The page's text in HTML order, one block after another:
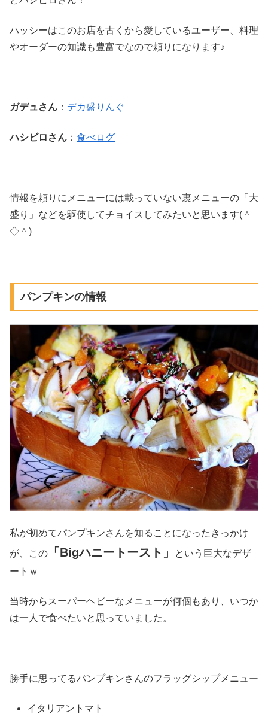
ハッシーはこのお店を古くから愛しているユーザー、料理
やオーダーの知識も豊富でなので頼りになります♪
ガデュさん ： デカ盛りんぐ
ハシビロさん ： 食べログ
情報を頼りにメニューには載っていない裏メニューの「大
盛り」などを駆使してチョイスしてみたいと思います(＾
◇＾)
パンプキンの情報
私が初めてパンプキンさんを知ることになったきっかけ
が、この
「Bigハニートースト」
という巨大なデザ
ートｗ
当時からスーパーヘビーなメニューが何個もあり、いつか
は一人で食べたいと思っていました。
勝手に思ってるパンプキンさんのフラッグシップメニュー
イタリアントマト